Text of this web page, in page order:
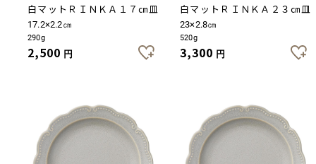
白マットＲＩＮＫＡ１７㎝皿
17.2×2.2㎝
290g
2,500 円
白マットＲＩＮＫＡ２３㎝皿
23×2.8㎝
520g
3,300 円